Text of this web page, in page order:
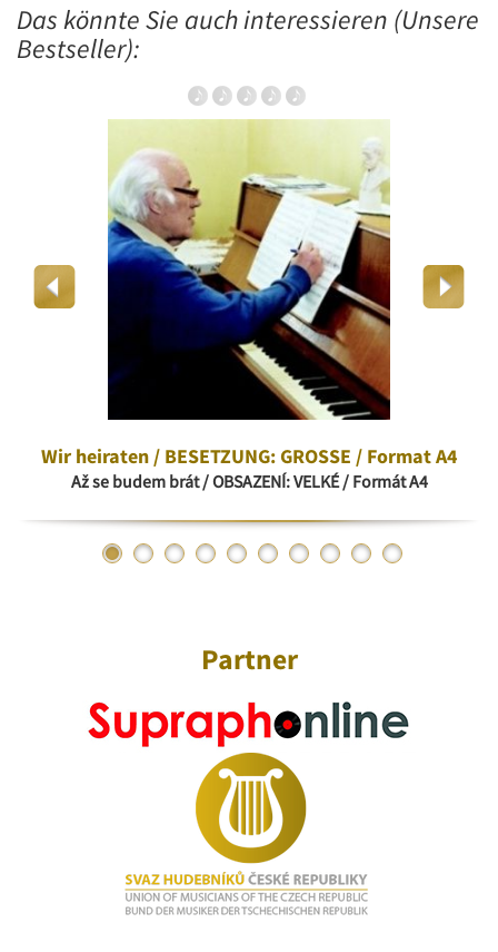
Das könnte Sie auch interessieren (Unsere
Bestseller):
Wir heiraten / BESETZUNG: GROSSE / Format A4
Až se budem brát / OBSAZENÍ: VELKÉ / Formát A4
Partner